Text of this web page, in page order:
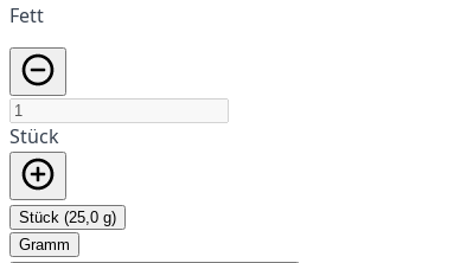
Fett
Stück
Stück (25,0 g)
Gramm